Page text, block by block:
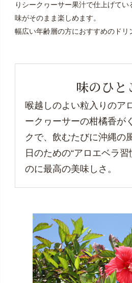
りシークヮーサー果汁で仕上げて
味がそのまま楽しめます。
幅広い年齢層の方におすすめのドリ
味のひと
喉越しのよい粒入りのア
ークヮーサーの柑橘香が
クで、飲むたびに沖縄の
日のための“アロエベラ習
のに最高の美味しさ。